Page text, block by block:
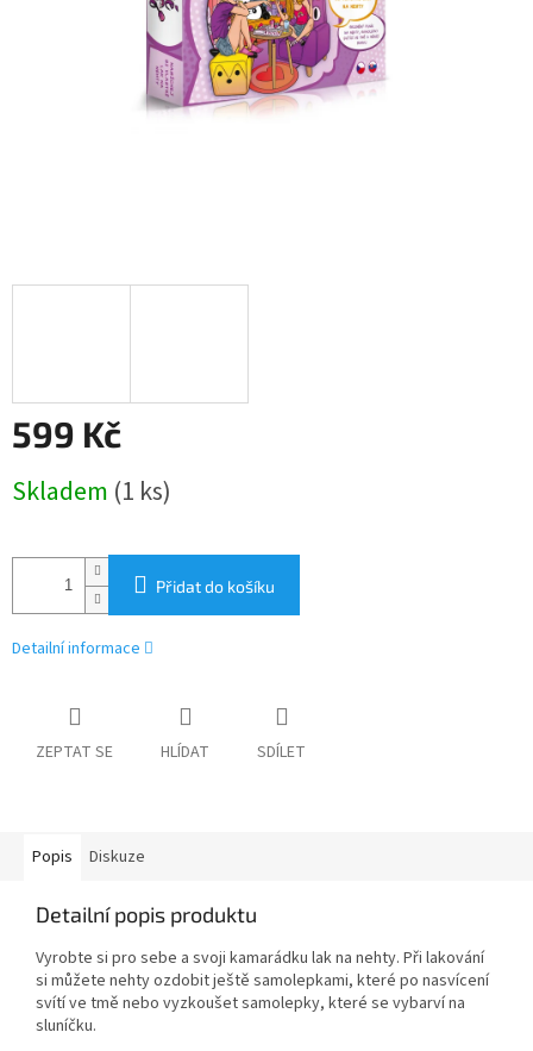
599 Kč
cena:
Skladem (1 ks)
Přidat do košíku
Detailní informace
ZEPTAT SE HLÍDAT SDÍLET
Popis Diskuze
Detailní popis produktu
Vyrobte si pro sebe a svoji kamarádku lak na nehty. Při lakování
si můžete nehty ozdobit ještě samolepkami, které po nasvícení
svítí ve tmě nebo vyzkoušet samolepky, které se vybarví na
sluníčku.